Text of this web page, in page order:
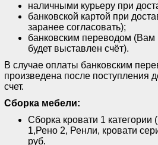
наличными курьеру при
банковской картой при
заранее согласовать);
банковским переводом (Вам
будет выставлен счёт).
В случае оплаты банковским
произведена после поступления
счет.
Сборка мебели:
Сборка кровати 1 категории
1,Рено 2, Ренли, кровати
руб.